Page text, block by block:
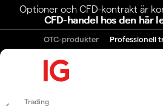
Optioner och CFD-kontrakt är
CFD-handel hos den här
OTC-produkter Professionell
Trading